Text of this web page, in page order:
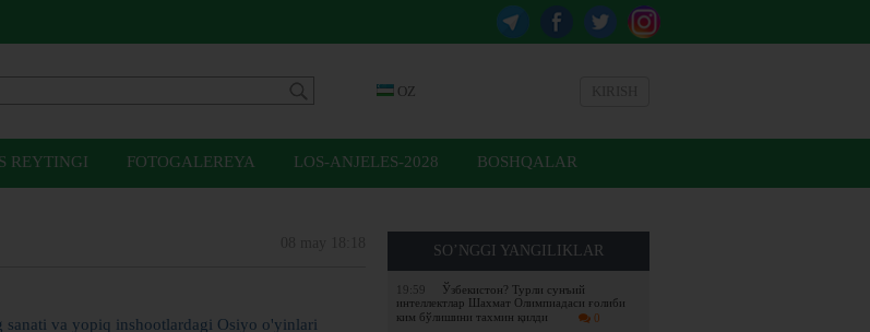
OZ
REYTINGI FOTOGALEREYA LOS-ANJELES-2028 BOSHQALAR
SO’NGGI YANGILIKLAR
19:59
Ўзбекистон? Турли сунъий
интеллектлар Шахмат Олимпиадаси ғолиби
ким бўлишини тахмин қилди
0
sanati va yopiq inshootlardagi Osiyo o'yinlari